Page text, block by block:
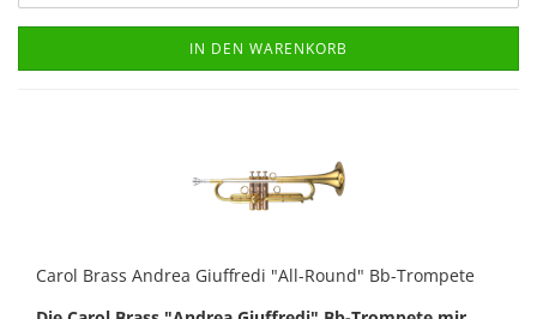
IN DEN WARENKORB
Carol Brass Andrea Giuffredi "All-Round" Bb-Trompete